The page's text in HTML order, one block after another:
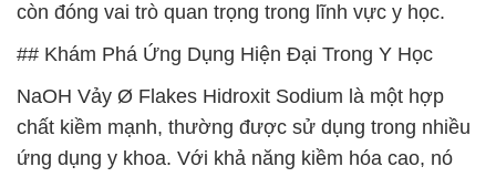
còn đóng vai trò quan trọng trong lĩnh vực y học.
## Khám Phá Ứng Dụng Hiện Đại Trong Y Học
NaOH Vảy Ø Flakes Hidroxit Sodium là một hợp
chất kiềm mạnh, thường được sử dụng trong nhiều
ứng dụng y khoa. Với khả năng kiềm hóa cao, nó